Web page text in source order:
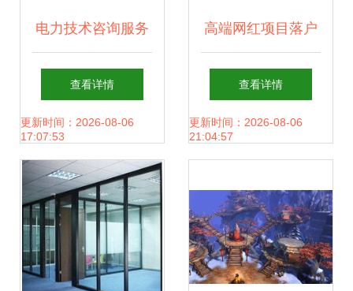
电力技术咨询服务
合同实务解析与要
点指南
查看详情
更新时间：2026-08-06
17:07:53
高端网红项目落户
肇庆，还建区域总
部 肇庆凭什么这
查看详情
更新时间：2026-08-06
21:04:57